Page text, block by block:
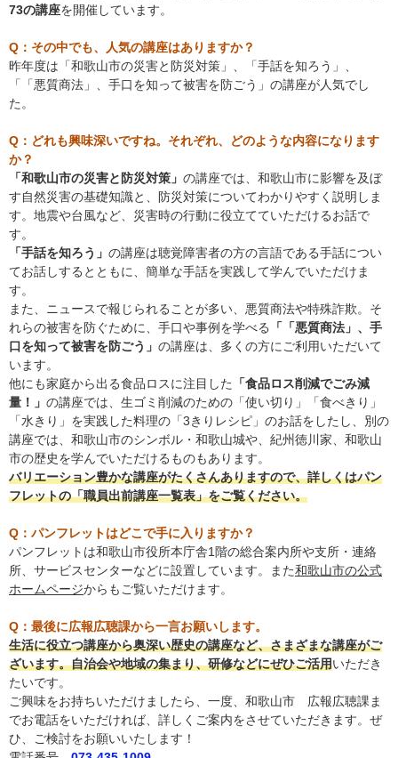
73の講座を開催しています。
Q：その中でも、人気の講座はありますか？
昨年度は「和歌山市の災害と防災対策」、「手話を知ろう」、
「「悪質商法」、手口を知って被害を防ごう」の講座が人気でし
た。
Q：どれも興味深いですね。それぞれ、どのような内容になります
か？
「和歌山市の災害と防災対策」 の講座では、和歌山市に影響を及ぼ
す自然災害の基礎知識と、防災対策についてわかりやすく説明しま
す。地震や台風など、災害時の行動に役立てていただけるお話で
す。
「手話を知ろう」 の講座は聴覚障害者の方の言語である手話につい
てお話しするとともに、簡単な手話を実践して学んでいただけま
す。
また、ニュースで報じられることが多い、悪質商法や特殊詐欺。そ
れらの被害を防ぐために、手口や事例を学べる
「「悪質商法」、手
口を知って被害を防ごう」 の講座は、多くの方にご利用いただいて
います。
他にも家庭から出る食品ロスに注目した
「食品ロス削減でごみ減
量！」 の講座では、生ゴミ削減のための「使い切り」「食べきり」
「水きり」を実践した料理の「3きりレシピ」のお話をしたし、別の
講座では、和歌山市のシンボル・和歌山城や、紀州徳川家、和歌山
市の歴史を学んでいただけるものもあります。
バリエーション豊かな講座がたくさんありますので、詳しくはパン
フレットの「職員出前講座一覧表」をご覧ください。
Q：パンフレットはどこで手に入りますか？
パンフレットは和歌山市役所本庁舎1階の総合案内所や支所・連絡
所、サービスセンターなどに設置しています。また和歌山市の公式
ホームページからもご覧いただけます。
Q：最後に広報広聴課から一言お願いします。
生活に役立つ講座から奥深い歴史の講座など、さまざまな講座がご
ざいます。自治会や地域の集まり、研修などにぜひご活用いただき
たいです。
ご興味をお持ちいただけましたら、一度、和歌山市 広報広聴課ま
でお電話をいただければ、詳しくご案内をさせていただきます。ぜ
ひ、ご検討をお願いいたします！